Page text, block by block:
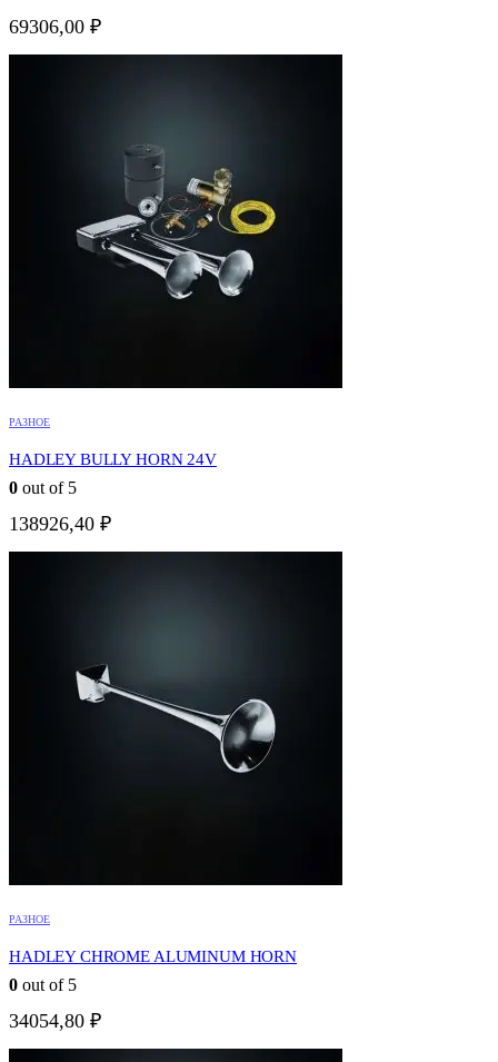
69306,00 ₽
РАЗНОЕ
HADLEY BULLY HORN 24V
0 out of 5
138926,40 ₽
РАЗНОЕ
HADLEY CHROME ALUMINUM HORN
0 out of 5
34054,80 ₽